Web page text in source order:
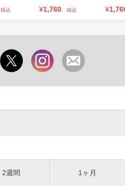
税込 ¥1,760 税込 ¥
2週間 1ヶ月